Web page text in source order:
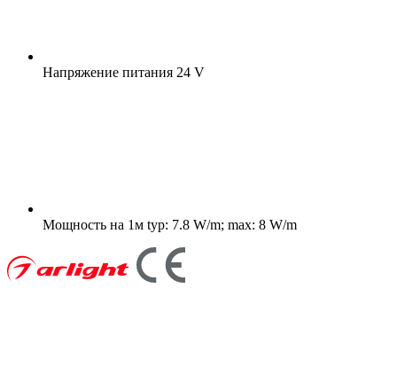
Напряжение питания 24 V
Мощность на 1м typ: 7.8 W/m; max: 8 W/m